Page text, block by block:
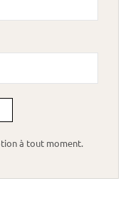
à tout moment.